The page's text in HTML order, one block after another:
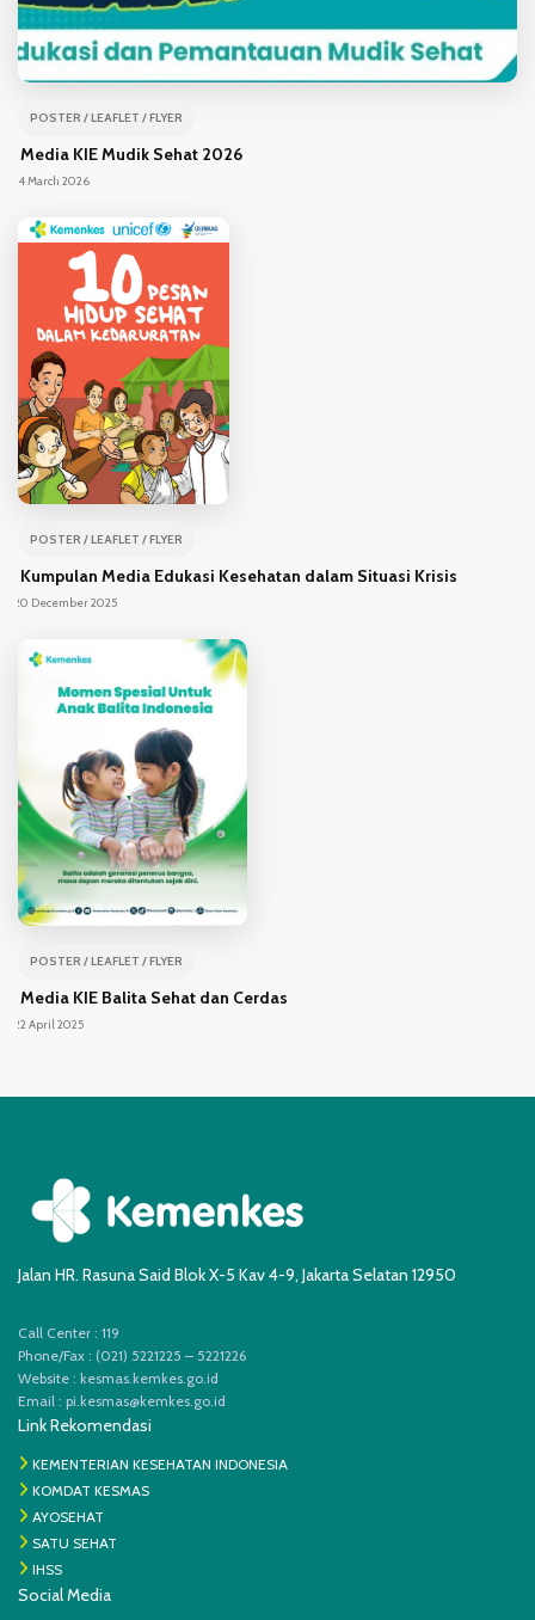
POSTER / LEAFLET / FLYER
Media KIE Mudik Sehat 2026
14 March 2026
POSTER / LEAFLET / FLYER
Kumpulan Media Edukasi Kesehatan dalam Situasi Krisis
20 December 2025
POSTER / LEAFLET / FLYER
Media KIE Balita Sehat dan Cerdas
22 April 2025
Jalan HR. Rasuna Said Blok X-5 Kav 4-9, Jakarta Selatan 12950
Call Center : 119
Phone/Fax : (021) 5221225 – 5221226
Website : kesmas.kemkes.go.id
Email : pi.kesmas@kemkes.go.id
Link Rekomendasi
KEMENTERIAN KESEHATAN INDONESIA
KOMDAT KESMAS
AYOSEHAT
SATU SEHAT
IHSS
Social Media